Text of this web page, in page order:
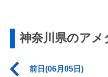
神奈川県のアメ
前日(06月05日)